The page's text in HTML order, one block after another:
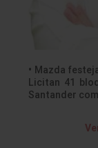
• Mazda
Licitan 41
Santander